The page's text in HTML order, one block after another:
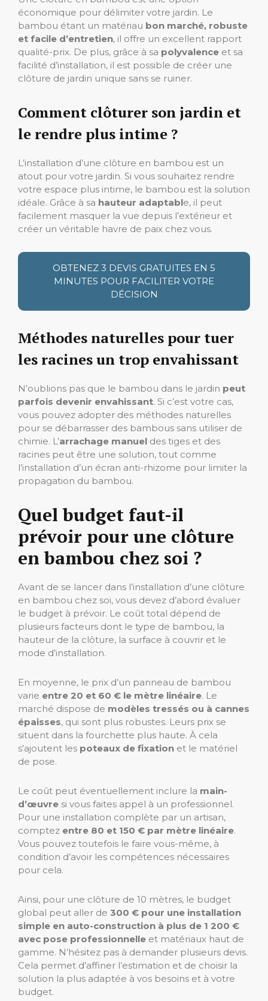
économique pour délimiter votre jardin. Le
bambou étant un matériau bon marché, robuste
et facile d’entretien, il offre un excellent rapport
qualité-prix. De plus, grâce à sa polyvalence et sa
facilité d’installation, il est possible de créer une
clôture de jardin unique sans se ruiner.
Comment clôturer son jardin et
le rendre plus intime ?
L’installation d’une clôture en bambou est un
atout pour votre jardin. Si vous souhaitez rendre
votre espace plus intime, le bambou est la solution
idéale. Grâce à sa hauteur adaptable, il peut
facilement masquer la vue depuis l’extérieur et
créer un véritable havre de paix chez vous.
OBTENEZ 3 DEVIS GRATUITES EN 5
MINUTES POUR FACILITER VOTRE
DÉCISION
Méthodes naturelles pour tuer
les racines un trop envahissant
N’oublions pas que le bambou dans le jardin peut
parfois devenir envahissant. Si c’est votre cas,
vous pouvez adopter des méthodes naturelles
pour se débarrasser des bambous sans utiliser de
chimie. L’arrachage manuel des tiges et des
racines peut être une solution, tout comme
l’installation d’un écran anti-rhizome pour limiter la
propagation du bambou.
Quel budget faut-il
prévoir pour une clôture
en bambou chez soi ?
Avant de se lancer dans l’installation d’une clôture
en bambou chez soi, vous devez d’abord évaluer
le budget à prévoir. Le coût total dépend de
plusieurs facteurs dont le type de bambou, la
hauteur de la clôture, la surface à couvrir et le
mode d’installation.
En moyenne, le prix d’un panneau de bambou
varie entre 20 et 60 € le mètre linéaire. Le
marché dispose de modèles tressés ou à cannes
épaisses, qui sont plus robustes. Leurs prix se
situent dans la fourchette plus haute. À cela
s’ajoutent les poteaux de fixation et le matériel
de pose.
Le coût peut éventuellement inclure la main-
d’œuvre si vous faites appel à un professionnel.
Pour une installation complète par un artisan,
comptez entre 80 et 150 € par mètre linéaire.
Vous pouvez toutefois le faire vous-même, à
condition d’avoir les compétences nécessaires
pour cela.
Ainsi, pour une clôture de 10 mètres, le budget
global peut aller de 300 € pour une installation
simple en auto-construction à plus de 1 200 €
avec pose professionnelle et matériaux haut de
gamme. N’hésitez pas à demander plusieurs devis.
Cela permet d’affiner l’estimation et de choisir la
solution la plus adaptée à vos besoins et à votre
budget.